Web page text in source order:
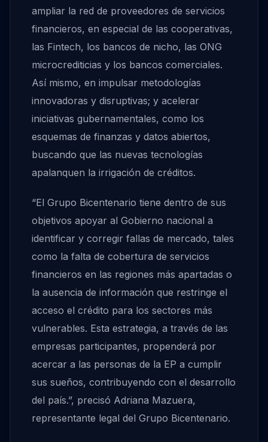
ampliar la red de proveedores de servicios
financieros, en especial de las cooperativas,
las Fintech, los bancos de nicho, las ONG
microcrediticias y los bancos comerciales.
Así mismo, en impulsar metodologías
innovadoras y disruptivas; y acelerar
iniciativas gubernamentales, como los
esquemas de finanzas y datos abiertos,
buscando que las nuevas tecnologías
apalanquen la irrigación de créditos.
“El Grupo Bicentenario tiene dentro de sus
objetivos apoyar al Gobierno nacional a
identificar y corregir fallas de mercado, tales
como la falta de cobertura de servicios
financieros en las regiones más apartadas o
la ausencia de información que restringe el
acceso el crédito para los sectores más
vulnerables. Esta estrategia, a través de las
empresas participantes, propenderá por
acercar a las personas de la EP a cumplir
sus sueños, contribuyendo con el desarrollo
del país.”, precisó Adriana Mazuera,
representante legal del Grupo Bicentenario.